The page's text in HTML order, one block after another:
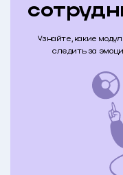
Узнайте, какие
следить за